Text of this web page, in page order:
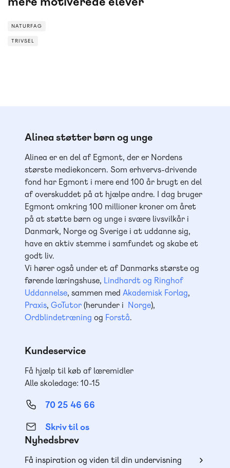
NATURFAG
TRIVSEL
Alinea støtter børn og unge
Alinea er en del af Egmont, der er Nordens
største mediekoncern. Som erhvervs-drivende
fond har Egmont i mere end 100 år brugt en del
af overskuddet på at hjælpe andre. I dag bruger
Egmont omkring 100 millioner kroner om året
på at støtte børn og unge i svære livsvilkår i
Danmark, Norge og Sverige i at uddanne sig,
have en aktiv stemme i samfundet og skabe et
godt liv.
Vi hører også under et af Danmarks største og
førende læringshuse, Lindhardt og Ringhof
Uddannelse, sammen med Akademisk Forlag,
Praxis, GoTutor(herunder i Norge),
Ordblindetræning og Forstå.
Kundeservice
Få hjælp til køb af læremidler
Alle skoledage: 10-15
70 25 46 66
Skriv til os
Nyhedsbrev
Få inspiration og viden til din undervisning